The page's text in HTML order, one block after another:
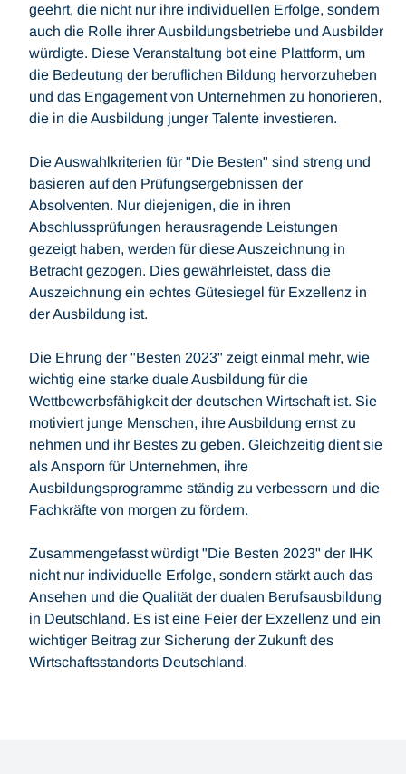
geehrt, die nicht nur ihre individuellen Erfolge, sondern
auch die Rolle ihrer Ausbildungsbetriebe und Ausbilder
würdigte. Diese Veranstaltung bot eine Plattform, um
die Bedeutung der beruflichen Bildung hervorzuheben
und das Engagement von Unternehmen zu honorieren,
die in die Ausbildung junger Talente investieren.
Die Auswahlkriterien für "Die Besten" sind streng und
basieren auf den Prüfungsergebnissen der
Absolventen. Nur diejenigen, die in ihren
Abschlussprüfungen herausragende Leistungen
gezeigt haben, werden für diese Auszeichnung in
Betracht gezogen. Dies gewährleistet, dass die
Auszeichnung ein echtes Gütesiegel für Exzellenz in
der Ausbildung ist.
Die Ehrung der "Besten 2023" zeigt einmal mehr, wie
wichtig eine starke duale Ausbildung für die
Wettbewerbsfähigkeit der deutschen Wirtschaft ist. Sie
motiviert junge Menschen, ihre Ausbildung ernst zu
nehmen und ihr Bestes zu geben. Gleichzeitig dient sie
als Ansporn für Unternehmen, ihre
Ausbildungsprogramme ständig zu verbessern und die
Fachkräfte von morgen zu fördern.
Zusammengefasst würdigt "Die Besten 2023" der IHK
nicht nur individuelle Erfolge, sondern stärkt auch das
Ansehen und die Qualität der dualen Berufsausbildung
in Deutschland. Es ist eine Feier der Exzellenz und ein
wichtiger Beitrag zur Sicherung der Zukunft des
Wirtschaftsstandorts Deutschland.